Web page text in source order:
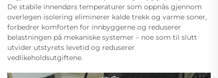
De stabile innendørs temperaturer som oppnås gjennom
overlegen isolering eliminerer kalde trekk og varme soner,
forbedrer komforten for innbyggerne og reduserer
belastningen på mekaniske systemer – noe som til slutt
utvider utstyrets levetid og reduserer
vedlikeholdsutgiftene.